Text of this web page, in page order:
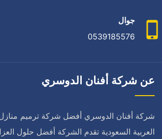
جوال
0539185576
عن شركة أفنان الدوسري
شركة أفنان الدوسري أفضل شركة ترميم منازل
العربية السعودية تقدم الشركة أفضل حلول